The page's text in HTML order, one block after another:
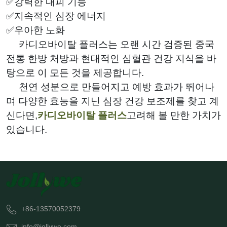
✅지속적인 심장 에너지
✅우아한 노화
카디오바이탈 플러스는 오랜 시간 검증된 중국
전통 한방 처방과 현대적인 심혈관 건강 지식을 바
탕으로 이 모든 것을 제공합니다.
천연 성분으로 만들어지고 예방 효과가 뛰어나
며 다양한 효능을 지닌 심장 건강 보조제를 찾고 계
신다면,카디오바이탈 플러스고려해 볼 만한 가치가
있습니다.
+86-13570052379